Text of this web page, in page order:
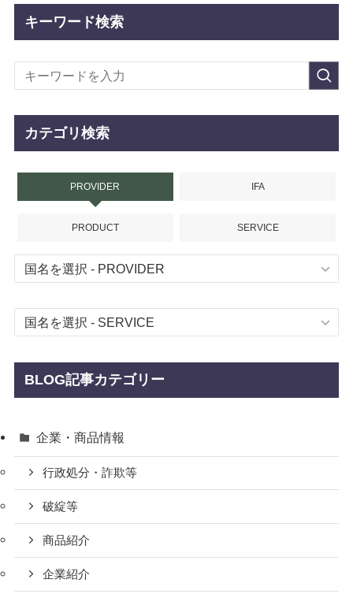
キーワード検索
カテゴリ検索
PROVIDER IFA
PRODUCT SERVICE
BLOG記事カテゴリー
企業・商品情報
行政処分・詐欺等
破綻等
商品紹介
企業紹介